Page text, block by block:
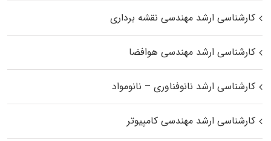
کارشناسی ارشد مهندسی نقشه برداری
کارشناسی ارشد مهندسی هوافضا
کارشناسی ارشد نانوفناوری – نانومواد
کارشناسی ارشد مهندسی کامپیوتر